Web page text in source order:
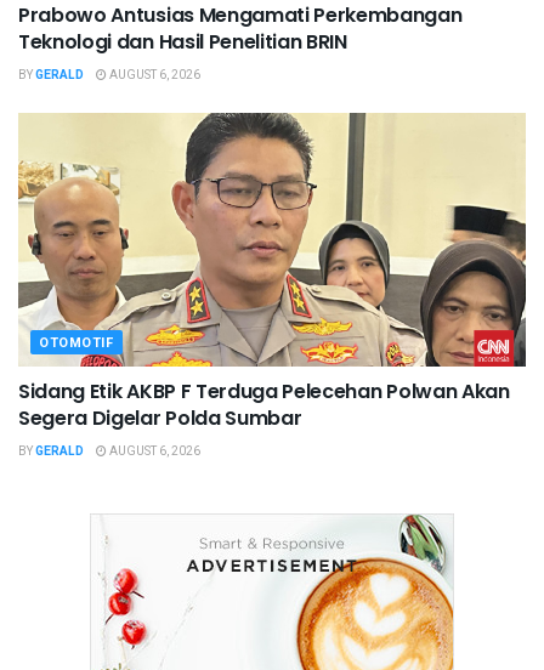
Prabowo Antusias Mengamati Perkembangan
Teknologi dan Hasil Penelitian BRIN
BYGERALD AUGUST 6, 2026
OTOMOTIF
Sidang Etik AKBP F Terduga Pelecehan Polwan Akan
Segera Digelar Polda Sumbar
BYGERALD AUGUST 6, 2026